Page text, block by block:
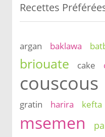
Recettes
argan baklawa
briouate cake
couscous
gratin
harira kefta
msemen